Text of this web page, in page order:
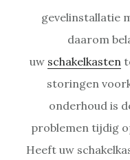
gevelinstallatie
daarom
uw schakelkasten
storingen
onderhoud is
problemen tijdig
Heeft uw